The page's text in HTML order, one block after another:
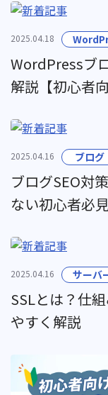
2025.04.18
WordPressブ
解説【初心者
2025.04.16 ブログ
ブログSEO対
ない初心者必
2025.04.16 サーバ
SSLとは？仕
やすく解説